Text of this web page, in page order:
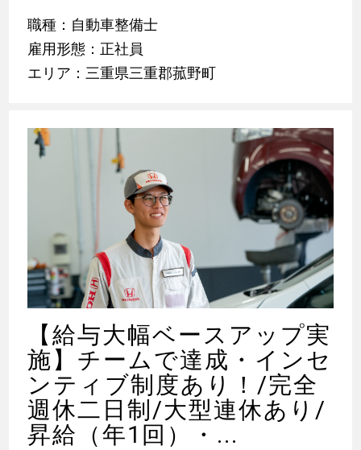
職種：自動車整備士
雇用形態：正社員
エリア：三重県三重郡菰野町
【給与大幅ベースアップ実
施】チームで達成・インセ
ンティブ制度あり！/完全
週休二日制/大型連休あり/
昇給（年1回）・...